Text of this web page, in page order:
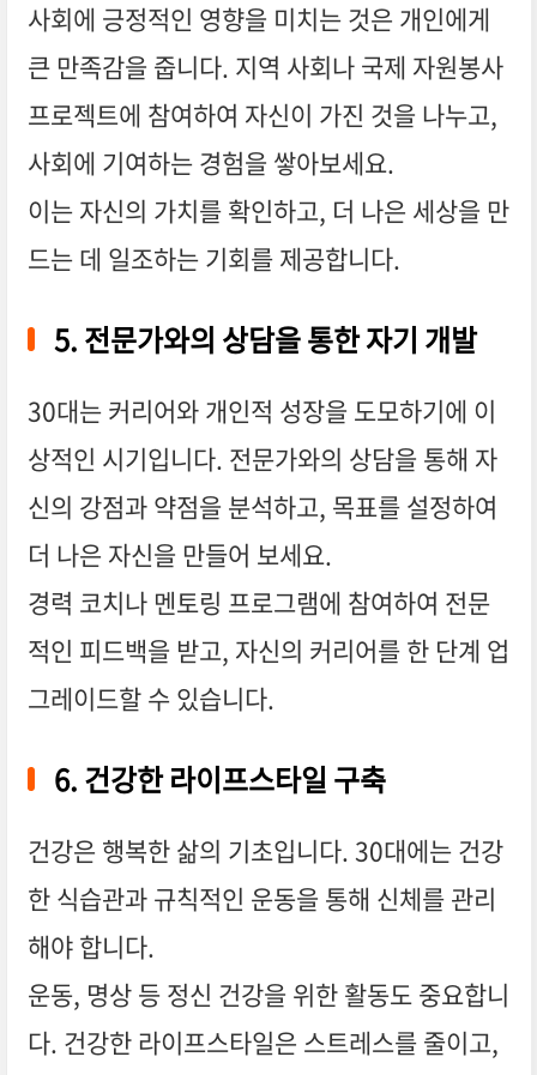
사회에 긍정적인 영향을 미치는 것은 개인에게
큰 만족감을 줍니다. 지역 사회나 국제 자원봉사
프로젝트에 참여하여 자신이 가진 것을 나누고,
사회에 기여하는 경험을 쌓아보세요.
이는 자신의 가치를 확인하고, 더 나은 세상을 만
드는 데 일조하는 기회를 제공합니다.
5. 전문가와의 상담을 통한 자기 개발
30대는 커리어와 개인적 성장을 도모하기에 이
상적인 시기입니다. 전문가와의 상담을 통해 자
신의 강점과 약점을 분석하고, 목표를 설정하여
더 나은 자신을 만들어 보세요.
경력 코치나 멘토링 프로그램에 참여하여 전문
적인 피드백을 받고, 자신의 커리어를 한 단계 업
그레이드할 수 있습니다.
6. 건강한 라이프스타일 구축
건강은 행복한 삶의 기초입니다. 30대에는 건강
한 식습관과 규칙적인 운동을 통해 신체를 관리
해야 합니다.
운동, 명상 등 정신 건강을 위한 활동도 중요합니
다. 건강한 라이프스타일은 스트레스를 줄이고,